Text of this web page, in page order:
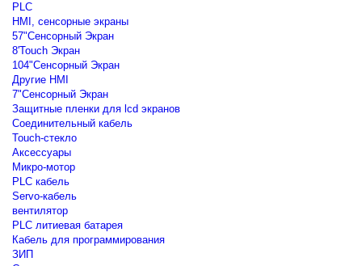
PLC
HMI, сенсорные экраны
57"Сенсорный Экран
8'Touch Экран
104"Сенсорный Экран
Другие HMI
7"Сенсорный Экран
Защитные пленки для lcd экранов
Соединительный кабель
Touch-стекло
Аксессуары
Микро-мотор
PLC кабель
Servo-кабель
вентилятор
PLC литиевая батарея
Кабель для программирования
ЗИП